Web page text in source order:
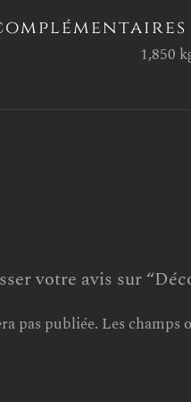
1,850
votre avis sur
pas publiée. Les champs